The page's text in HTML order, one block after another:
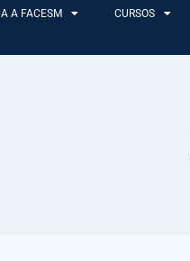
A FACESM CURSOS